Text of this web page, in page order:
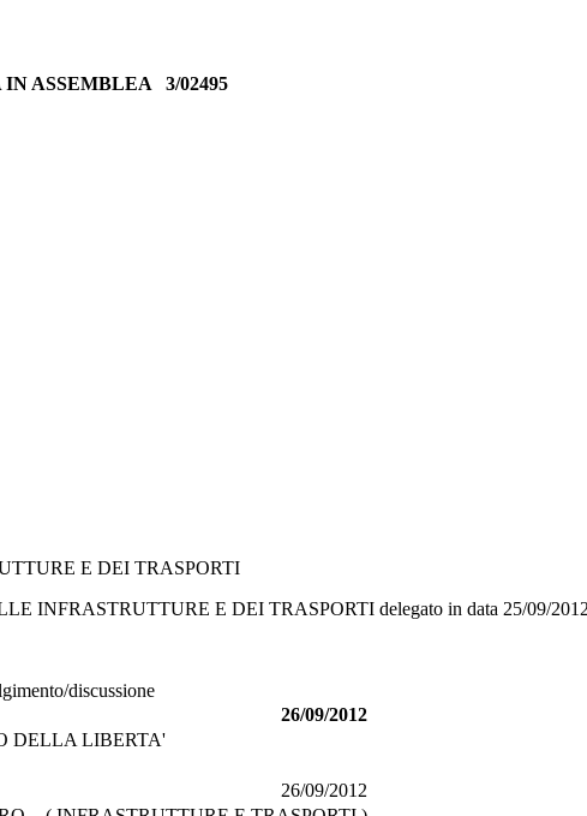
IN ASSEMBLEA 3/02495
E DEI TRASPORTI
INFRASTRUTTURE E DEI TRASPORTI delegato in data 25/09/2012
discussione
26/09/2012
DELLA LIBERTA'
26/09/2012